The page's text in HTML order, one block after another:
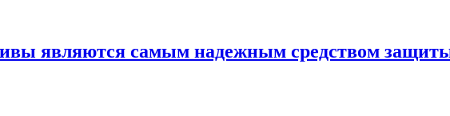
являются самым надежным средством